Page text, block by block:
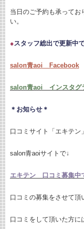
当日のご予約も承ってお
い。
●スタッフ総出で更新中
salon青aoi Facebook
salon青aoi インスタグ
＊お知らせ＊
口コミサイト「エキテン
salon青aoiサイトで↓
エキテン 口コミ募集中
口コミの募集をさせて頂
口コミをして頂いた方に